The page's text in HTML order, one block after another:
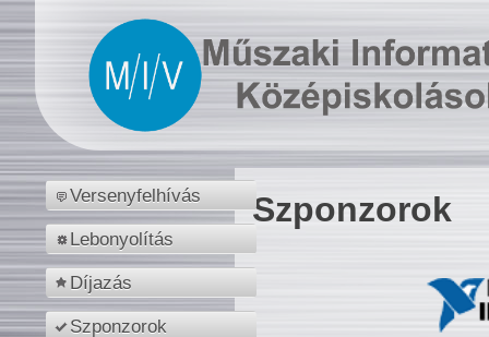
Versenyfelhívás
Lebonyolítás
Díjazás
Szponzorok
Szponzorok